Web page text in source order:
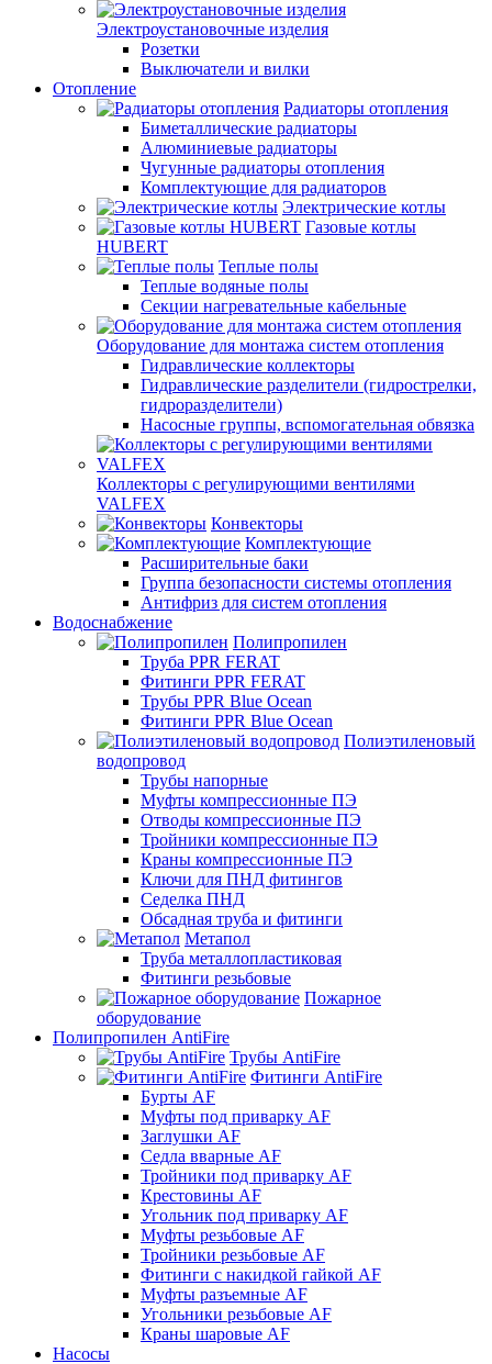
Электроустановочные изделия
Розетки
Выключатели и вилки
Отопление
Радиаторы отопления
Биметаллические радиаторы
Алюминиевые радиаторы
Чугунные радиаторы отопления
Комплектующие для радиаторов
Электрические котлы
Газовые котлы
HUBERT
Теплые полы
Теплые водяные полы
Секции нагревательные кабельные
Оборудование для монтажа систем отопления
Гидравлические коллекторы
Гидравлические разделители (гидрострелки,
гидроразделители)
Насосные группы, вспомогательная обвязка
Коллекторы с регулирующими вентилями
VALFEX
Конвекторы
Комплектующие
Расширительные баки
Группа безопасности системы отопления
Антифриз для систем отопления
Водоснабжение
Полипропилен
Труба PPR FERAT
Фитинги PPR FERAT
Трубы PPR Blue Ocean
Фитинги PPR Blue Ocean
Полиэтиленовый
водопровод
Трубы напорные
Муфты компрессионные ПЭ
Отводы компрессионные ПЭ
Тройники компрессионные ПЭ
Краны компрессионные ПЭ
Ключи для ПНД фитингов
Седелка ПНД
Обсадная труба и фитинги
Метапол
Труба металлопластиковая
Фитинги резьбовые
Пожарное
оборудование
Полипропилен AntiFire
Трубы AntiFire
Фитинги AntiFire
Бурты AF
Муфты под приварку AF
Заглушки AF
Седла вварные AF
Тройники под приварку AF
Крестовины AF
Угольник под приварку AF
Муфты резьбовые AF
Тройники резьбовые AF
Фитинги с накидкой гайкой AF
Муфты разъемные AF
Угольники резьбовые AF
Краны шаровые AF
Насосы